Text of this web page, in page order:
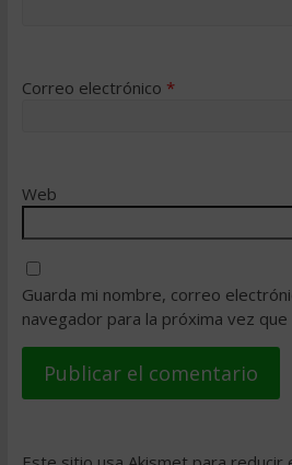
Correo electrónico *
Web
Guarda mi nombre, correo
navegador para la próxima vez